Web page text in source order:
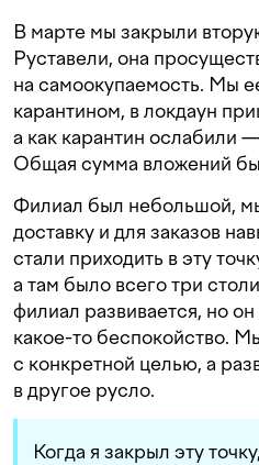
В марте мы закрыли
Руставели, она
на самоокупаемость. Мы
карантином, в локдаун
а как карантин ослабили
Общая сумма вложений
Филиал был небольшой,
доставку и для заказов
стали приходить в эту
а там было всего три
филиал развивается, но
какое-то беспокойство.
с конкретной целью, а
в другое русло.
Когда я закрыл эту